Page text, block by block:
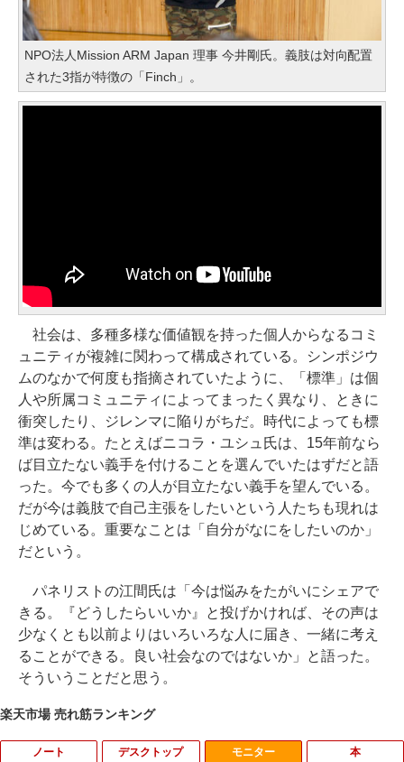
NPO法人Mission ARM Japan 理事 今井剛氏。義肢は対向配置
された3指が特徴の「Finch」。
社会は、多種多様な価値観を持った個人からなるコミ
ュニティが複雑に関わって構成されている。シンポジウ
ムのなかで何度も指摘されていたように、「標準」は個
人や所属コミュニティによってまったく異なり、ときに
衝突したり、ジレンマに陥りがちだ。時代によっても標
準は変わる。たとえばニコラ・ユシュ氏は、15年前なら
ば目立たない義手を付けることを選んでいたはずだと語
った。今でも多くの人が目立たない義手を望んでいる。
だが今は義肢で自己主張をしたいという人たちも現れは
じめている。重要なことは「自分がなにをしたいのか」
だという。
パネリストの江間氏は「今は悩みをたがいにシェアで
きる。『どうしたらいいか』と投げかければ、その声は
少なくとも以前よりはいろいろな人に届き、一緒に考え
ることができる。良い社会なのではないか」と語った。
そういうことだと思う。
楽天市場 売れ筋ランキング
ノート デスクトップ モニター 本